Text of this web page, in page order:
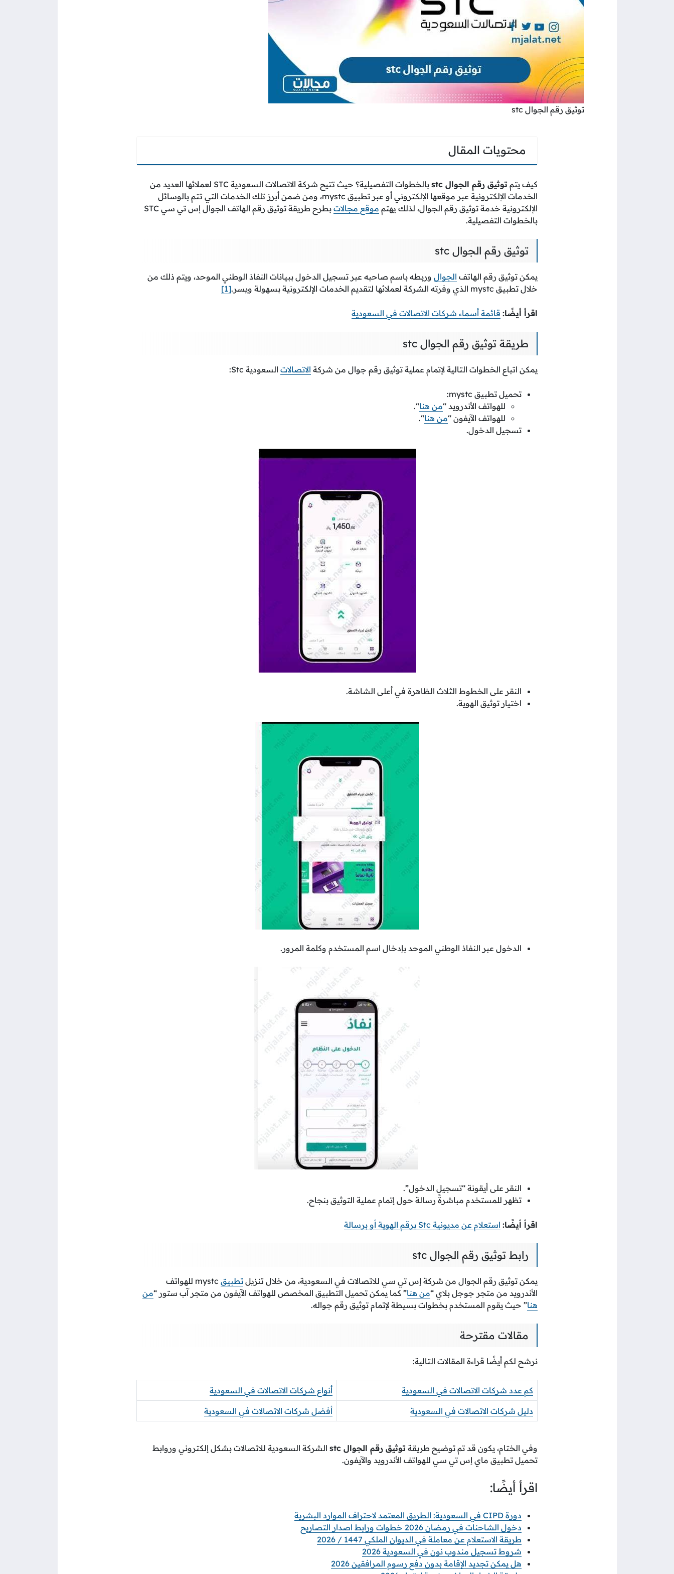
توثيق رقم الجوال stc
محتويات المقال
كيف يتم توثيق رقم الجوال stc
بالخطوات التفصيلية؟ حيث تتيح شركة الاتصالات السعودية STC لعملائها العديد من
الخدمات الإلكترونية عبر موقعها الإلكتروني أو عبر تطبيق mystc، ومن ضمن أبرز تلك الخدمات التي تتم بالوسائل
الإلكترونية خدمة توثيق رقم الجوال، لذلك يهتم موقع مجالات
بطرح طريقة توثيق رقم الهاتف الجوال إس تي سي STC
بالخطوات التفصيلية.
توثيق رقم الجوال stc
يمكن توثيق رقم الهاتف الجوال وربطه باسم صاحبه عبر تسجيل الدخول ببيانات النفاذ الوطني الموحد، ويتم ذلك من
خلال تطبيق mystc الذي وفرته الشركة لعملائها لتقديم الخدمات الإلكترونية بسهولة ويسر.
[1]
اقرأ أيضًا: قائمة أسماء شركات الاتصالات في السعودية
طريقة توثيق رقم الجوال stc
يمكن اتباع الخطوات التالية لإتمام عملية توثيق رقم جوال من شركة الاتصالات السعودية Stc:
تحميل تطبيق mystc:
للهواتف الأندرويد “من هنا“.
للهواتف الآيفون “من هنا“.
تسجيل الدخول.
النقر على الخطوط الثلاث الظاهرة في أعلى الشاشة.
اختيار توثيق الهوية.
الدخول عبر النفاذ الوطني الموحد بإدخال اسم المستخدم وكلمة المرور.
النقر على أيقونة “تسجيل الدخول”.
تظهر للمستخدم مباشرةً رسالة حول إتمام عملية التوثيق بنجاح.
اقرأ أيضًا: استعلام عن مديونية Stc برقم الهوية أو برسالة
رابط توثيق رقم الجوال stc
يمكن توثيق رقم الجوال من شركة إس تي سي للاتصالات في السعودية، من خلال تنزيل تطبيق
mystc للهواتف
الأندرويد من متجر جوجل بلاي “من هنا” كما يمكن تحميل التطبيق المخصص للهواتف الآيفون من متجر آب ستور “من
هنا” حيث يقوم المستخدم بخطوات بسيطة لإتمام توثيق رقم جواله.
مقالات مقترحة
نرشح لكم أيضًا قراءة المقالات التالية:
كم عدد شركات الاتصالات في السعودية أنواع شركات الاتصالات في السعودية
دليل شركات الاتصالات في السعودية أفضل شركات الاتصالات في السعودية
وفي الختام، يكون قد تم توضيح طريقة توثيق رقم الجوال stc
الشركة السعودية للاتصالات بشكل إلكتروني وروابط
تحميل تطبيق ماي إس تي سي للهواتف الأندرويد والآيفون.
اقرأ أيضًا:
دورة CIPD في السعودية: الطريق المعتمد لاحتراف الموارد البشرية
دخول الشاحنات في رمضان 2026 خطوات ورابط اصدار التصاريح
طريقة الاستعلام عن معاملة في الديوان الملكي 1447 / 2026
شروط تسجيل مندوب نون في السعودية 2026
هل يمكن تجديد الإقامة بدون دفع رسوم المرافقين 2026